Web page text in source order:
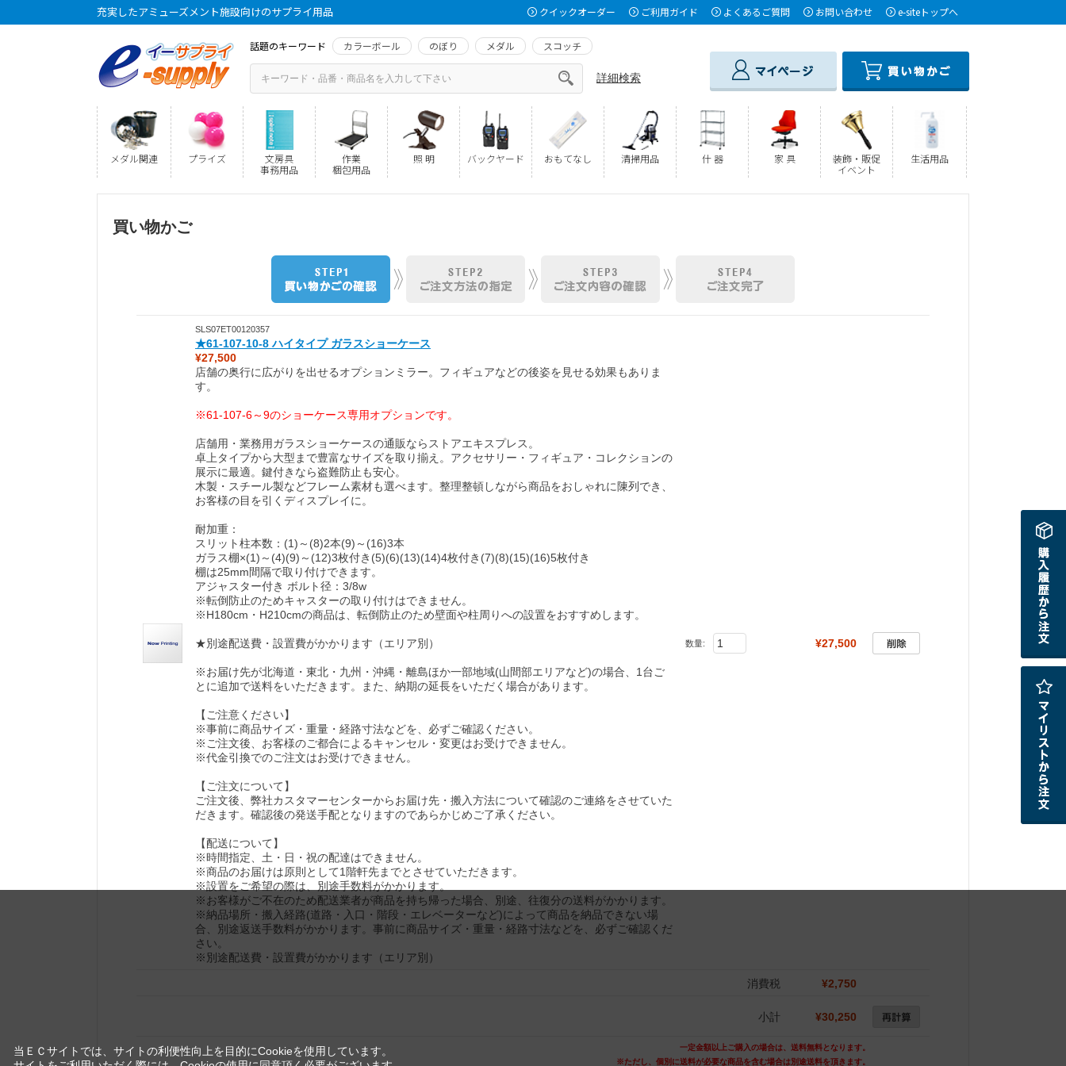
充実したアミューズメント施設向けのサプライ用品 クイックオーダー ご利用ガイド よくあるご質問 お問い合わせ e-siteトップへ
話題のキーワード カラーボール のぼり メダル スコッチ
詳細検索
メダル関連 プライズ
文房具
事務用品
作業
梱包用品
照 明 バックヤード おもてなし 清掃用品 什 器 家 具
装飾・販促
イベント
生活用品
買い物かご
SLS07ET00120357
★61-107-10-8 ハイタイプ ガラスショーケース
¥27,500
店舗の奥行に広がりを出せるオプションミラー。フィギュアなどの後姿を見せる効果もありま
す。
※61-107-6～9のショーケース専用オプションです。
店舗用・業務用ガラスショーケースの通販ならストアエキスプレス。
卓上タイプから大型まで豊富なサイズを取り揃え。アクセサリー・フィギュア・コレクションの
展示に最適。鍵付きなら盗難防止も安心。
木製・スチール製などフレーム素材も選べます。整理整頓しながら商品をおしゃれに陳列でき、
お客様の目を引くディスプレイに。
耐加重：
スリット柱本数：(1)～(8)2本(9)～(16)3本
ガラス棚×(1)～(4)(9)～(12)3枚付き(5)(6)(13)(14)4枚付き(7)(8)(15)(16)5枚付き
棚は25mm間隔で取り付けできます。
アジャスター付き ボルト径：3/8w
※転倒防止のためキャスターの取り付けはできません。
※H180cm・H210cmの商品は、転倒防止のため壁面や柱周りへの設置をおすすめします。
★別途配送費・設置費がかかります（エリア別）
※お届け先が北海道・東北・九州・沖縄・離島ほか一部地域(山間部エリアなど)の場合、1台ご
とに追加で送料をいただきます。また、納期の延長をいただく場合があります。
【ご注意ください】
※事前に商品サイズ・重量・経路寸法などを、必ずご確認ください。
※ご注文後、お客様のご都合によるキャンセル・変更はお受けできません。
※代金引換でのご注文はお受けできません。
【ご注文について】
ご注文後、弊社カスタマーセンターからお届け先・搬入方法について確認のご連絡をさせていた
だきます。確認後の発送手配となりますのであらかじめご了承ください。
【配送について】
※時間指定、土・日・祝の配達はできません。
※商品のお届けは原則として1階軒先までとさせていただきます。
※設置をご希望の際は、別途手数料がかかります。
※お客様がご不在のため配送業者が商品を持ち帰った場合、別途、往復分の送料がかかります。
※納品場所・搬入経路(道路・入口・階段・エレベーターなど)によって商品を納品できない場
合、別途返送手数料がかかります。事前に商品サイズ・重量・経路寸法などを、必ずご確認くだ
さい。
※別途配送費・設置費がかかります（エリア別）
数量: ¥27,500
消費税 ¥2,750
小計 ¥30,250
一定金額以上ご購入の場合は、送料無料となります。
※ただし、個別に送料が必要な商品を含む場合は別途送料を頂きます。
当ＥＣサイトでは、サイトの利便性向上を目的にCookieを使用しています。